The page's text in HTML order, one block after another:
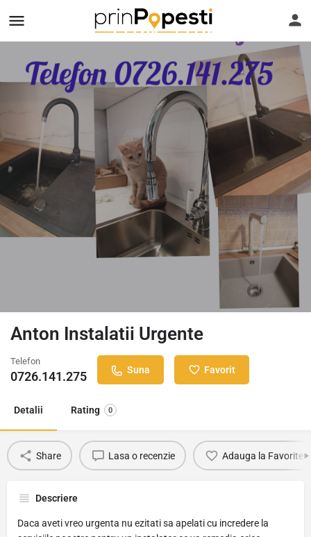
Anton Instalatii Urgente
Telefon
0726.141.275 Suna Favorit
Detalii Rating 0
Share Lasa o recenzie Adauga la Favorite
Descriere
Daca aveti vreo urgenta nu ezitati sa apelati cu incredere la